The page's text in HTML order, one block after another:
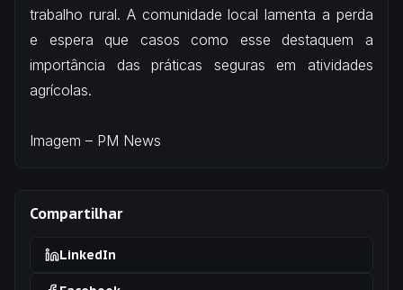
trabalho rural. A comunidade local lamenta a perda
e espera que casos como esse destaquem a
importância das práticas seguras em atividades
agrícolas.
Imagem – PM News
Compartilhar
LinkedIn